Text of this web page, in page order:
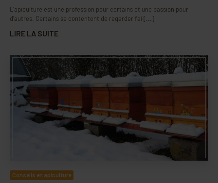
L’apiculture est une profession pour certains et une passion pour
d’autres. Certains se contentent de regarder fai [...]
LIRE LA SUITE
Conseils en apiculture